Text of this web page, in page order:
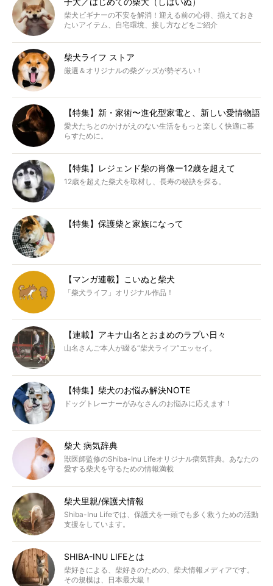
柴犬ビギナーの不安を解消！迎える前の心得、揃えておき
たいアイテム、自宅環境、接し方などをご紹介
柴犬ライフ ストア
厳選＆オリジナルの柴グッズが勢ぞろい！
【特集】新・家術〜進化型家電と、新しい愛情物語
愛犬たちとのかけがえのない生活をもっと楽しく快適に暮
らすために。
【特集】レジェンド柴の肖像ー12歳を超えて
12歳を超えた柴犬を取材し、長寿の秘訣を探る。
【特集】保護柴と家族になって
【マンガ連載】こいぬと柴犬
「柴犬ライフ」オリジナル作品！
【連載】アキナ山名とおまめのラブい日々
山名さんご本人が綴る“柴犬ライフ”エッセイ。
【特集】柴犬のお悩み解決NOTE
ドッグトレーナーがみなさんのお悩みに応えます！
柴犬 病気辞典
獣医師監修のShiba-Inu Lifeオリジナル病気辞典。あなたの
愛する柴犬を守るための情報満載
柴犬里親/保護犬情報
Shiba-Inu Lifeでは、保護犬を一頭でも多く救うための活動
支援をしています。
SHIBA-INU LIFEとは
柴好きによる、柴好きのための、柴犬情報メディアです。
その規模は、日本最大級！